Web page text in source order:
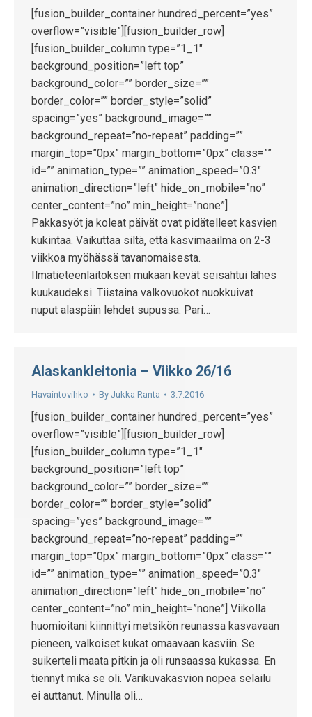
[fusion_builder_container hundred_percent=”yes”
overflow=”visible”][fusion_builder_row]
[fusion_builder_column type=”1_1″
background_position=”left top”
background_color=”” border_size=””
border_color=”” border_style=”solid”
spacing=”yes” background_image=””
background_repeat=”no-repeat” padding=””
margin_top=”0px” margin_bottom=”0px” class=””
id=”” animation_type=”” animation_speed=”0.3″
animation_direction=”left” hide_on_mobile=”no”
center_content=”no” min_height=”none”]
Pakkasyöt ja koleat päivät ovat pidätelleet kasvien
kukintaa. Vaikuttaa siltä, että kasvimaailma on 2-3
viikkoa myöhässä tavanomaisesta.
Ilmatieteenlaitoksen mukaan kevät seisahtui lähes
kuukaudeksi. Tiistaina valkovuokot nuokkuivat
nuput alaspäin lehdet supussa. Pari…
Alaskankleitonia – Viikko 26/16
Havaintovihko By Jukka Ranta 3.7.2016
[fusion_builder_container hundred_percent=”yes”
overflow=”visible”][fusion_builder_row]
[fusion_builder_column type=”1_1″
background_position=”left top”
background_color=”” border_size=””
border_color=”” border_style=”solid”
spacing=”yes” background_image=””
background_repeat=”no-repeat” padding=””
margin_top=”0px” margin_bottom=”0px” class=””
id=”” animation_type=”” animation_speed=”0.3″
animation_direction=”left” hide_on_mobile=”no”
center_content=”no” min_height=”none”] Viikolla
huomioitani kiinnittyi metsikön reunassa kasvavaan
pieneen, valkoiset kukat omaavaan kasviin. Se
suikerteli maata pitkin ja oli runsaassa kukassa. En
tiennyt mikä se oli. Värikuvakasvion nopea selailu
ei auttanut. Minulla oli…